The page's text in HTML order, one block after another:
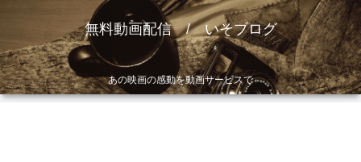
無料動画配信 / いそブログ
あの映画の感動を動画サービスで